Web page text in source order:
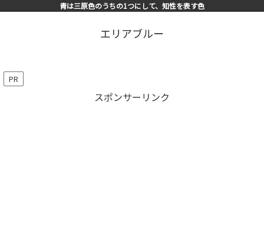
青は三原色のうちの1つにして、知性を表す色
エリアブルー
PR
スポンサーリンク